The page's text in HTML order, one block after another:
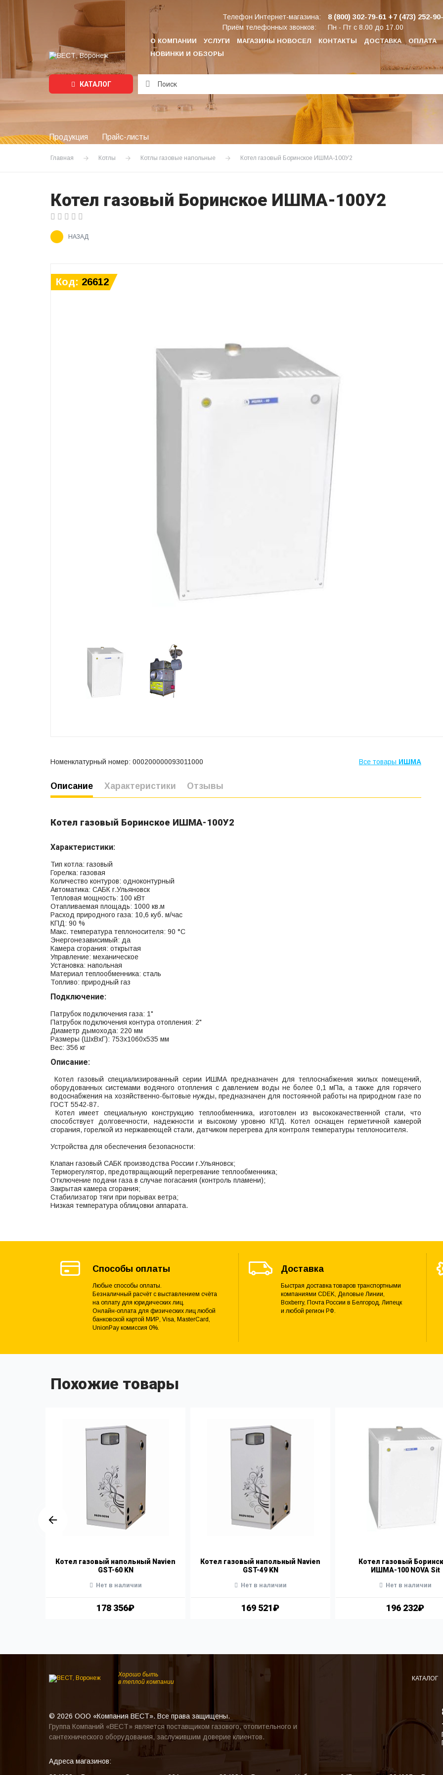
О КОМПАНИИ УСЛУГИ МАГАЗИНЫ НОВОСЕЛ КОНТАКТЫ ДОСТАВКА ОПЛАТА
НОВИНКИ И ОБЗОРЫ
Телефон Интернет-магазина: 8 (800) 302-79-61 +7 (473) 252-
Приём телефонных звонков: Пн - Пт с 8.00 до 17.00
КАТАЛОГ
Подождите...
Продукция Прайс-листы
Главная Котлы Котлы газовые напольные Котел газовый Боринское ИШМА-100У2
Котел газовый Боринское ИШМА-100У2
НАЗАД
Код: 26612
Номенклатурный номер: 000200000093011000 Все товары ИШМА
Описание Характеристики Отзывы
Котел газовый Боринское ИШМА-100У2
Характеристики:
Тип котла: газовый
Горелка: газовая
Количество контуров: одноконтурный
Автоматика: САБК г.Ульяновск
Тепловая мощность: 100 кВт
Отапливаемая площадь: 1000 кв.м
Расход природного газа: 10,6 куб. м/час
КПД: 90 %
Макс. температура теплоносителя: 90 °С
Энергонезависимый: да
Камера сгорания: открытая
Управление: механическое
Установка: напольная
Материал теплообменника: сталь
Топливо: природный газ
Подключение:
Патрубок подключения газа: 1"
Патрубок подключения контура отопления: 2"
Диаметр дымохода: 220 мм
Размеры (ШхВхГ): 753x1060x535 мм
Вес: 356 кг
Описание:
Котел газовый специализированный серии ИШМА предназначен для теплоснабжения жилых помещений,
оборудованных системами водяного отопления с давлением воды не более 0,1 мПа, а также для горячего
водоснабжения на хозяйственно-бытовые нужды, предназначен для постоянной работы на природном газе по
ГОСТ 5542-87.
Котел имеет специальную конструкцию теплообменника, изготовлен из высококачественной стали, что
способствует долговечности, надежности и высокому уровню КПД. Котел оснащен герметичной камерой
сгорания, горелкой из нержавеющей стали, датчиком перегрева для контроля температуры теплоносителя.
Устройства для обеспечения безопасности:
Клапан газовый САБК производства России г.Ульяновск;
Терморегулятор, предотвращающий перегревание теплообменника;
Отключение подачи газа в случае погасания (контроль пламени);
Закрытая камера сгорания;
Стабилизатор тяги при порывах ветра;
Низкая температура облицовки аппарата.
Способы оплаты
Любые способы оплаты.
Безналичный расчёт с выставлением счёта
на оплату для юридических лиц.
Онлайн-оплата для физических лиц любой
банковской картой МИР, Visa, MasterCard,
UnionPay комиссия 0%.
Доставка
Быстрая доставка товаров транспортными
компаниями CDEK, Деловые Линии,
Boxberry, Почта России в Белгород, Липецк
и любой регион РФ.
Похожие товары
Котел газовый напольный Navien
GST-60 KN
178 356₽
Нет в наличии
Котел газовый напольный Navien
GST-49 KN
169 521₽
Нет в наличии
Котел газовый
ИШМА-100 NOVA Sit
196 232₽
Нет в наличии
Хорошо быть
в теплой компании
КАТАЛОГ
© 2026 ООО «Компания ВЕСТ». Все права защищены.
Группа Компаний «ВЕСТ» является поставщиком газового, отопительного и
сантехнического оборудования, заслужившим доверие клиентов.
Адреса магазинов: